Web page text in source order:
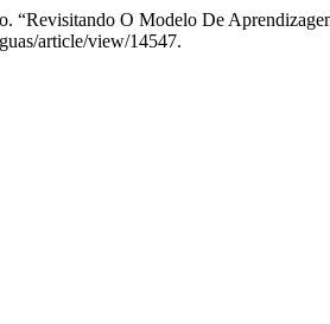
“Revisitando O Modelo De
article/view/14547.